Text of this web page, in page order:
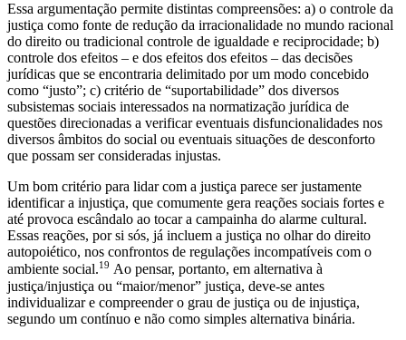
Essa argumentação permite distintas compreensões: a) o controle da
justiça como fonte de redução da irracionalidade no mundo racional
do direito ou tradicional controle de igualdade e reciprocidade; b)
controle dos efeitos – e dos efeitos dos efeitos – das decisões
jurídicas que se encontraria delimitado por um modo concebido
como “justo”; c) critério de “suportabilidade” dos diversos
subsistemas sociais interessados na normatização jurídica de
questões direcionadas a verificar eventuais disfuncionalidades nos
diversos âmbitos do social ou eventuais situações de desconforto
que possam ser consideradas injustas.
Um bom critério para lidar com a justiça parece ser justamente
identificar a injustiça, que comumente gera reações sociais fortes e
até provoca escândalo ao tocar a campainha do alarme cultural.
Essas reações, por si sós, já incluem a justiça no olhar do direito
autopoiético, nos confrontos de regulações incompatíveis com o
ambiente social.19 Ao pensar, portanto, em alternativa à
justiça/injustiça ou “maior/menor” justiça, deve-se antes
individualizar e compreender o grau de justiça ou de injustiça,
segundo um contínuo e não como simples alternativa binária.